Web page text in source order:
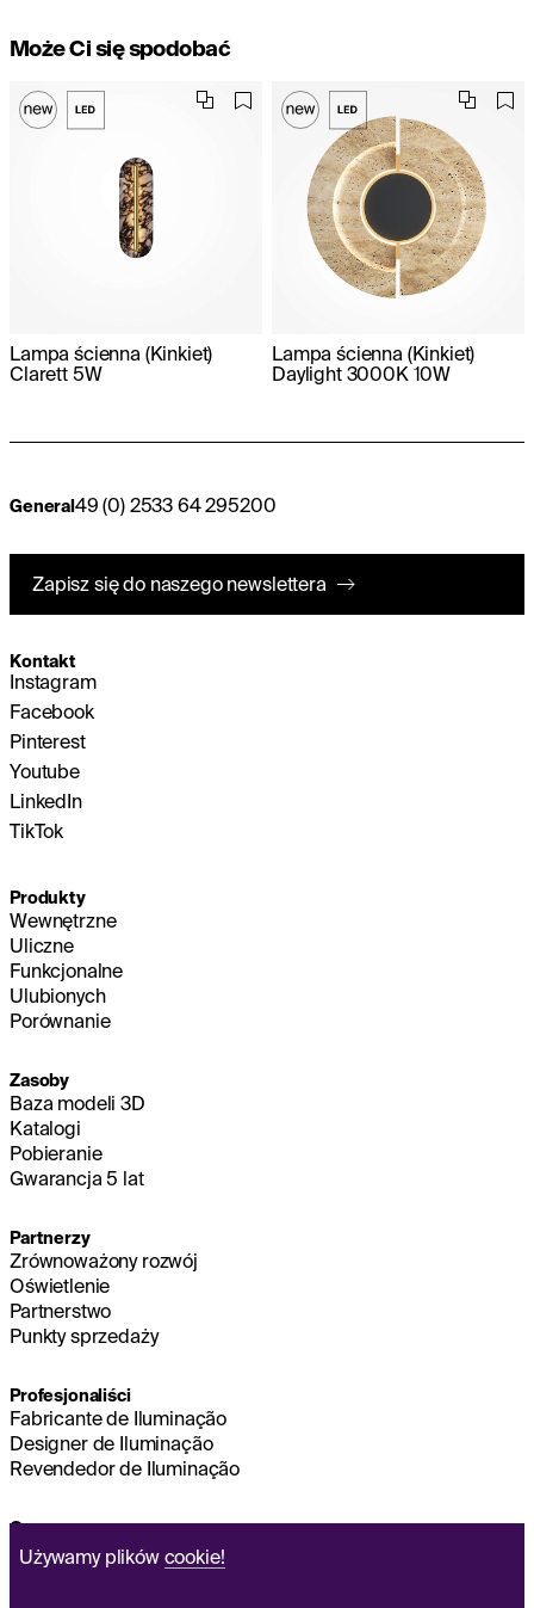
Może Ci się spodobać
Lampa ścienna (Kinkiet)
Clarett 5W
Lampa ścienna (Kinkiet)
Daylight 3000K 10W
Używamy plików cookie!
General 49 (0) 2533 64 295200
Zapisz się do naszego newslettera
Kontakt
Instagram
Facebook
Pinterest
Youtube
LinkedIn
TikTok
Produkty
Wewnętrzne
Uliczne
Funkcjonalne
Ulubionych
Porównanie
Zasoby
Baza modeli 3D
Katalogi
Pobieranie
Gwarancja 5 lat
Partnerzy
Zrównoważony rozwój
Oświetlenie
Partnerstwo
Punkty sprzedaży
Profesjonaliści
Fabricante de Iluminação
Designer de Iluminação
Revendedor de Iluminação
O nas
Zrównoważony rozwój